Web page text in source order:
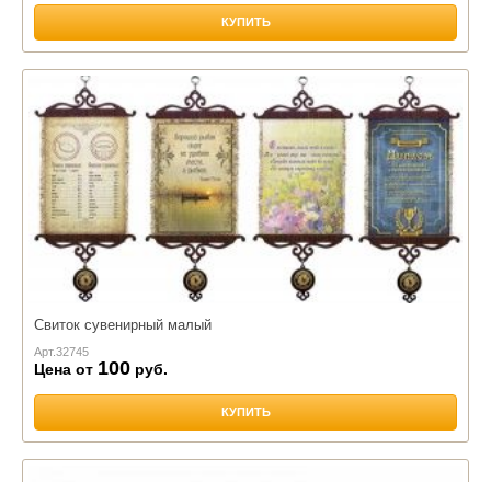
КУПИТЬ
Свиток сувенирный малый
Арт.32745
Цена от 100 руб.
КУПИТЬ